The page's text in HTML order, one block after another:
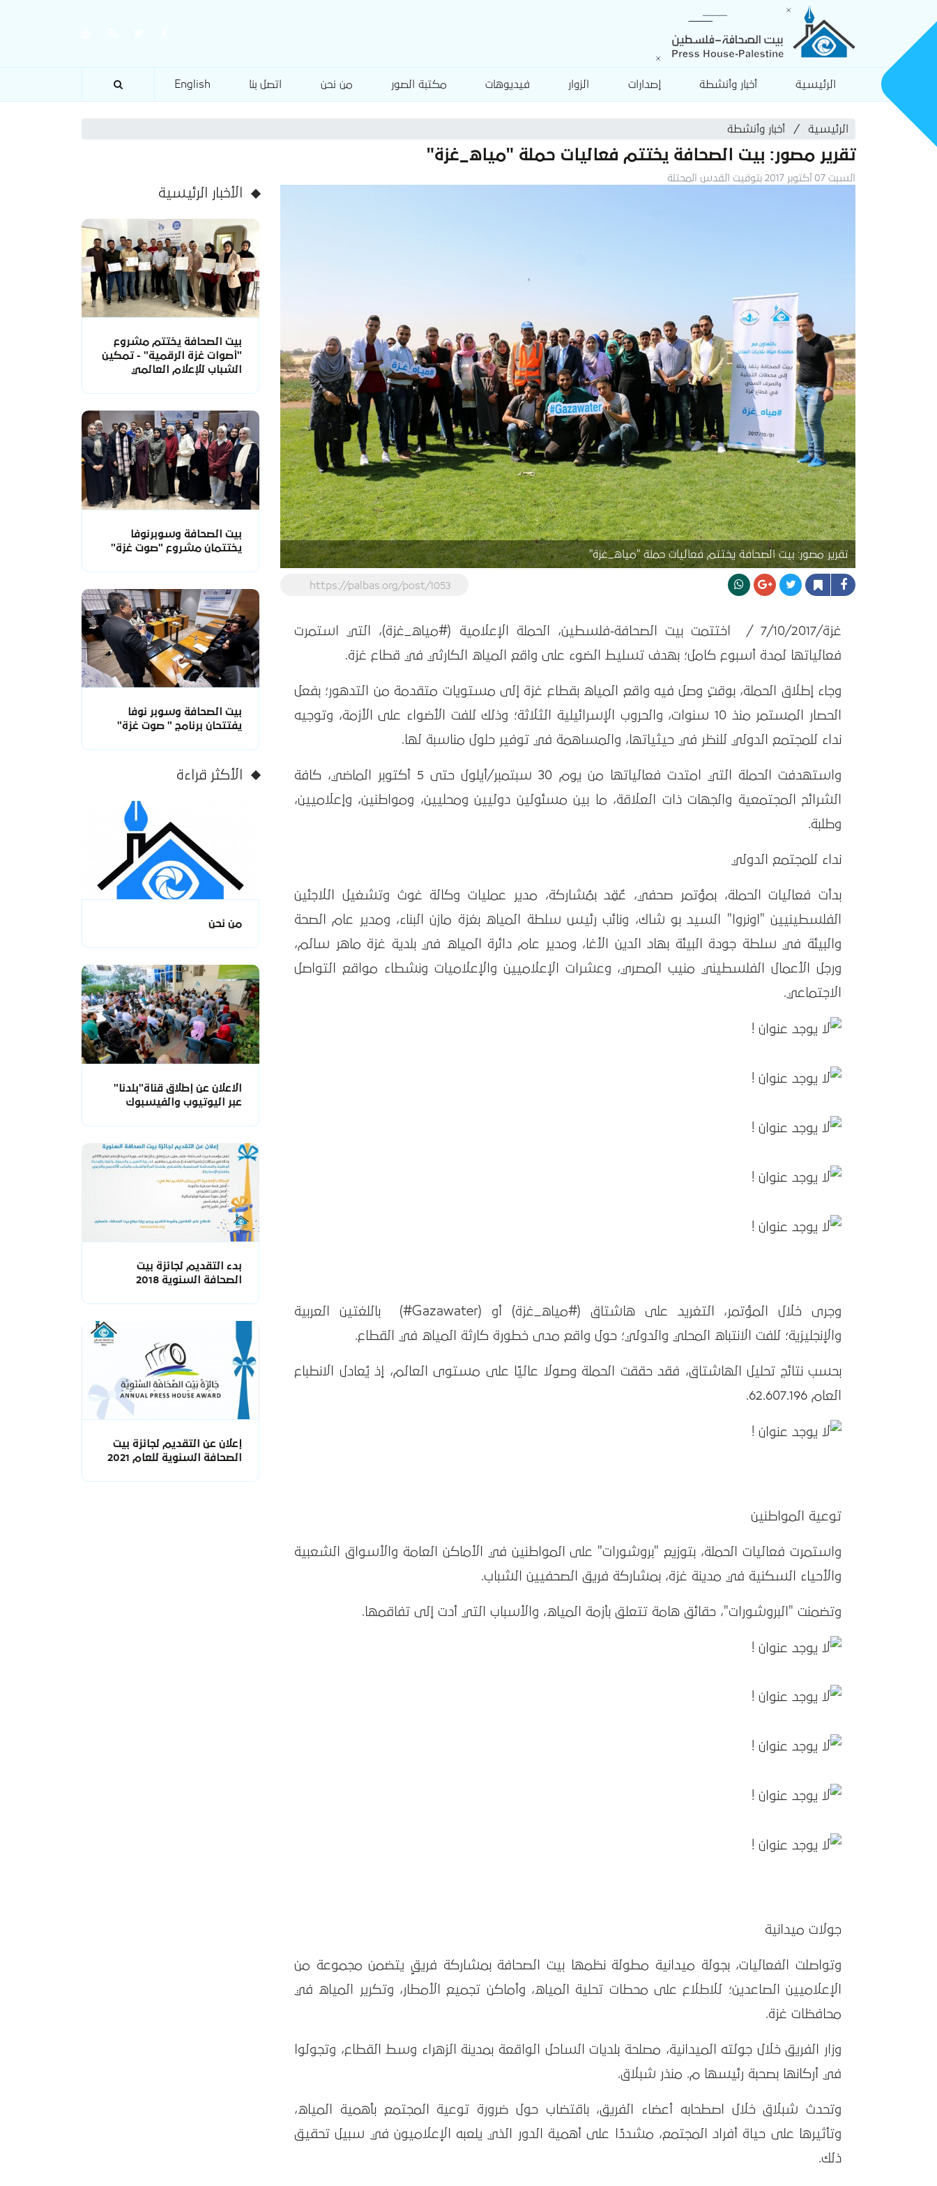
الرئيسية أخبار وأنشطة إصدارات الزوار فيديوهات مكتبة الصور من نحن اتصل بنا English
الرئيسية أخبار وأنشطة
تقرير مصور: بيت الصحافة يختتم فعاليات حملة "مياه_غزة"
السبت 07 أكتوبر 2017 بتوقيت القدس المحتلة
تقرير مصور: بيت الصحافة يختتم فعاليات حملة "مياه_غزة"
https://palbas.org/post/1053
غزة/7/10/2017 / اختتمت بيت الصحافة-فلسطين، الحملة الإعلامية (#مياه_غزة)، التي استمرت
فعالياتها لمدة أسبوع كامل؛ بهدف تسليط الضوء على واقع المياه الكارثي في قطاع غزة.
وجاء إطلاق الحملة، بوقتٍ وصل فيه واقع المياه بقطاع غزة إلى مستويات متقدمة من التدهور؛ بفعل
الحصار المستمر منذ 10 سنوات، والحروب الإسرائيلية الثلاثة؛ وذلك للفت الأضواء على الأزمة، وتوجيه
نداء للمجتمع الدولي للنظر في حيثياتها، والمساهمة في توفير حلول مناسبة لها.
واستهدفت الحملة التي امتدت فعالياتها من يوم 30 سبتمبر/أيلول حتى 5 أكتوبر الماضي، كافة
الشرائح المجتمعية والجهات ذات العلاقة، ما بين مسئولين دوليين ومحليين، ومواطنين، وإعلاميين،
وطلبة.
نداء للمجتمع الدولي
بدأت فعاليات الحملة، بمؤتمر صحفي، عٌقِد بمُشاركة، مدير عمليات وكالة غوث وتشغيل اللاجئين
الفلسطينيين "اونروا" السيد بو شاك، ونائب رئيس سلطة المياه بغزة مازن البناء، ومدير عام الصحة
والبيئة في سلطة جودة البيئة بهاد الدين الأغا، ومدير عام دائرة المياه في بلدية غزة ماهر سالم،
ورجل الأعمال الفلسطيني منيب المصري، وعشرات الإعلاميين والإعلاميات ونشطاء مواقع التواصل
الاجتماعي.
وجرى خلال المؤتمر، التغريد على هاشتاق (#مياه_غزة) أو (Gazawater#) باللغتين العربية
والإنجليزية؛ للفت الانتباه المحلي والدولي؛ حول واقع مدى خطورة كارثة المياه في القطاع.
بحسب نتائج تحليل الهاشتاق، فقد حققت الحملة وصولا عاليًا على مستوى العالم، إذ يُعادل الانطباع
العام 62.607.196.
توعية المواطنين
واستمرت فعاليات الحملة، بتوزيع "بروشورات" على المواطنين في الأماكن العامة والأسواق الشعبية
والأحياء السكنية في مدينة غزة، بمشاركة فريق الصحفيين الشباب.
وتضمنت "البروشورات"، حقائق هامة تتعلق بأزمة المياه، والأسباب التي أدت إلى تفاقمها.
جولات ميدانية
وتواصلت الفعاليات، بجولة ميدانية مطولة نظمها بيت الصحافة بمشاركة فريقٍ يتضمن مجموعة من
الإعلاميين الصاعدين؛ للاطلاع على محطات تحلية المياه، وأماكن تجميع الأمطار، وتكرير المياه في
محافظات غزة.
وزار الفريق خلال جولته الميدانية، مصلحة بلديات الساحل الواقعة بمدينة الزهراء وسط القطاع، وتجولوا
في أركانها بصحبة رئيسها م. منذر شبلاق.
وتحدث شبلاق خلال اصطحابه أعضاء الفريق، باقتضاب حول ضرورة توعية المجتمع بأهمية المياه،
وتأثيرها على حياة أفراد المجتمع، مشددًا على أهمية الدور الذي يلعبه الإعلاميون في سبيل تحقيق
ذلك.
الأخبار الرئيسية
بيت الصحافة يختتم مشروع
"أصوات غزة الرقمية" - تمكين
الشباب للإعلام العالمي
بيت الصحافة وسوبرنوفا
يختتمان مشروع "صوت غزة"
بيت الصحافة وسوبر نوفا
يفتتحان برنامج " صوت غزة"
الأكثر قراءة
من نحن
الاعلان عن إطلاق قناة"بلدنا"
عبر اليوتيوب والفيسبوك
بدء التقديم لجائزة بيت
الصحافة السنوية 2018
إعلان عن التقديم لجائزة بيت
الصحافة السنوية للعام 2021